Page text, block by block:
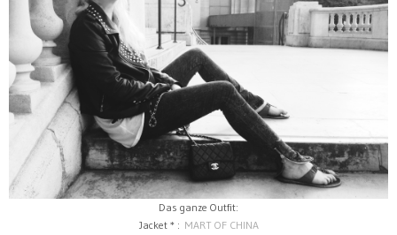
Das ganze Outfit:
Jacket * : MART OF CHINA